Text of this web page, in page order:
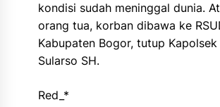
kondisi sudah meninggal dunia.
orang tua, korban dibawa ke
Kabupaten Bogor, tutup
Sularso SH.
Red_*